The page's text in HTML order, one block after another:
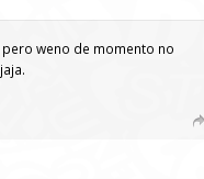
weno de momento no